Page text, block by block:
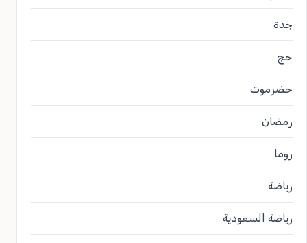
جدة
حج
حضرموت
رمضان
روما
رياضة
رياضة السعودية